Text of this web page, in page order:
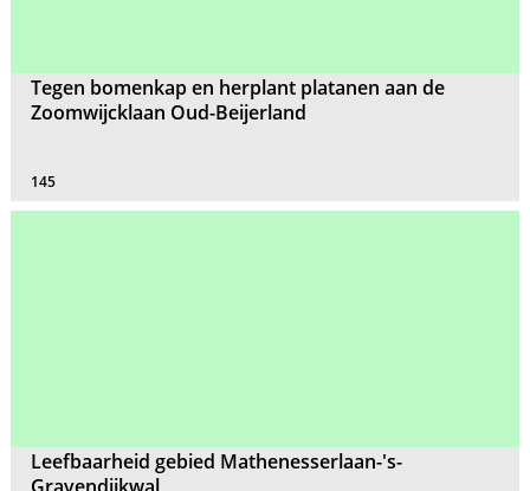
Tegen bomenkap en herplant platanen aan de
Zoomwijcklaan Oud-Beijerland
145
Leefbaarheid gebied Mathenesserlaan-'s-